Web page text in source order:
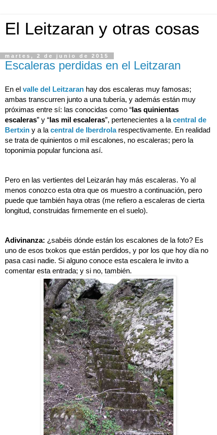
El Leitzaran y otras cosas
martes, 2 de junio de 2015
Escaleras perdidas en el Leitzaran
En el valle del Leitzaran hay dos escaleras muy famosas;
ambas transcurren junto a una tubería, y además están muy
próximas entre sí: las conocidas como “las quinientas
escaleras” y “las mil escaleras”, pertenecientes a la central de
Bertxin y a la central de Iberdrola respectivamente. En realidad
se trata de quinientos o mil escalones, no escaleras; pero la
toponimia popular funciona así.
Pero en las vertientes del Leizarán hay más escaleras. Yo al
menos conozco esta otra que os muestro a continuación, pero
puede que también haya otras (me refiero a escaleras de cierta
longitud, construidas firmemente en el suelo).
Adivinanza: ¿sabéis dónde están los escalones de la foto? Es
uno de esos txokos que están perdidos, y por los que hoy día no
pasa casi nadie. Si alguno conoce esta escalera le invito a
comentar esta entrada; y si no, también.